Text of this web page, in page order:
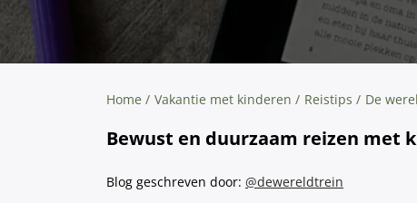
Home Vakantie met kinderen Reistips De
Bewust en duurzaam reizen met
Blog geschreven door: @dewereldtrein